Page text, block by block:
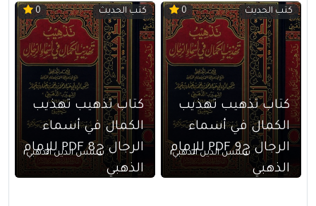
كتب الحديث 0
كتاب تذهيب تهذيب
الكمال في أسماء
الرجال ج9 PDF للإمام
الذهبي
شمس الدين الذهبي
كتب الحديث 0
كتاب تذهيب تهذيب
الكمال في أسماء
الرجال ج8 PDF للإمام
الذهبي
شمس الدين الذهبي